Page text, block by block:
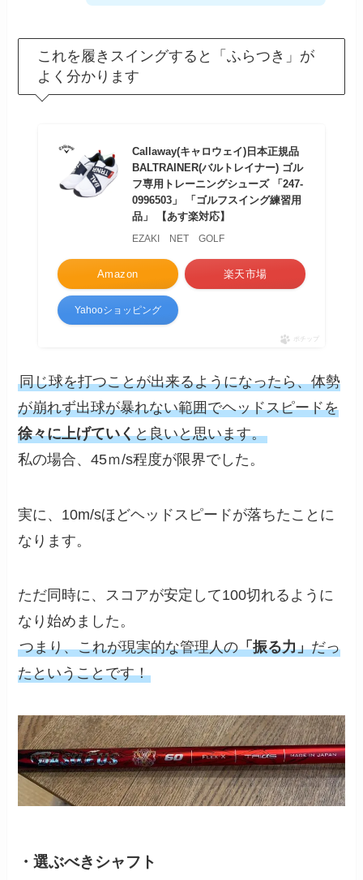
これを履きスイングすると「ふらつき」が
よく分かります
Callaway(キャロウェイ)日本正規品
BALTRAINER(バルトレイナー) ゴル
フ専用トレーニングシューズ 「247-
0996503」 「ゴルフスイング練習用
品」 【あす楽対応】
EZAKI NET GOLF
Amazon 楽天市場
Yahooショッピング
ポチップ
同じ球を打つことが出来るようになったら、体勢
が崩れず出球が暴れない範囲でヘッドスピードを
徐々に上げていくと良いと思います。
私の場合、45ｍ/s程度が限界でした。
実に、10m/sほどヘッドスピードが落ちたことに
なります。
ただ同時に、スコアが安定して100切れるように
なり始めました。
つまり、これが現実的な管理人の「振る力」だっ
たということです！
・選ぶべきシャフト